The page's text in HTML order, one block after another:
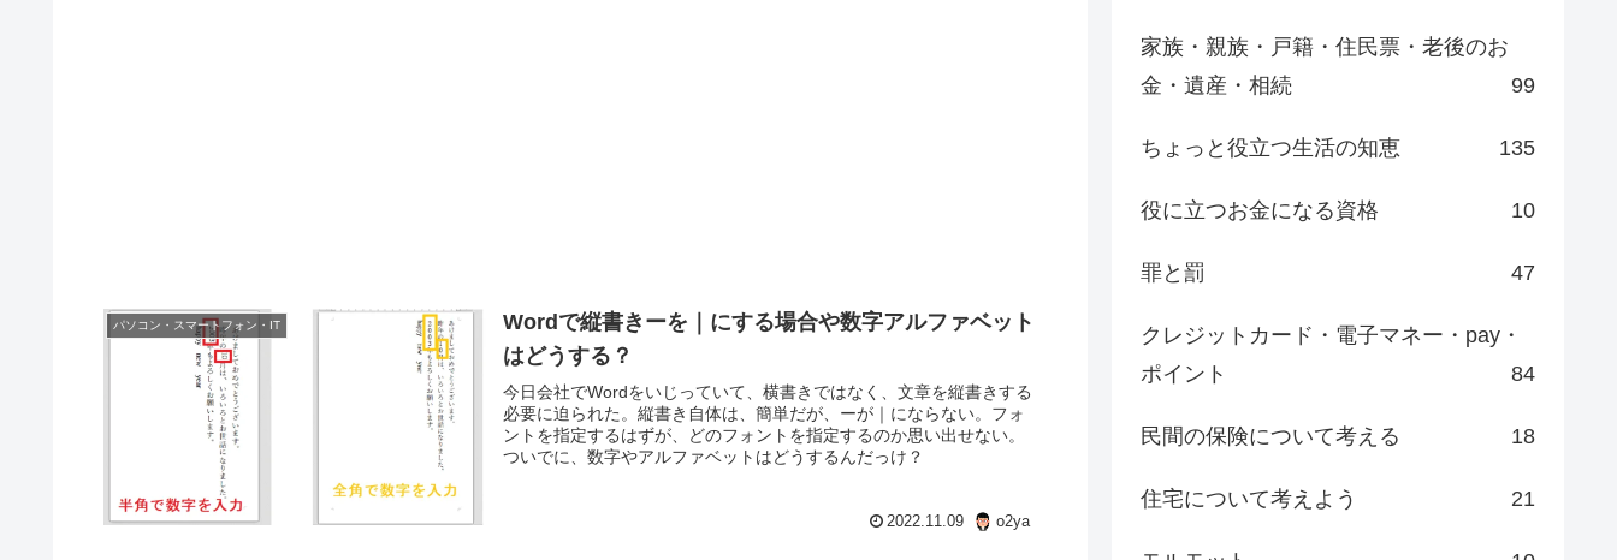
パソコン・スマートフォン・IT
Wordで縦書きーを｜にする場合や数字アルファベット
はどうする？
今日会社でWordをいじっていて、横書きではなく、文章を縦書きする
必要に迫られた。縦書き自体は、簡単だが、ーが｜にならない。フォ
ントを指定するはずが、どのフォントを指定するのか思い出せない。
ついでに、数字やアルファベットはどうするんだっけ？
2022.11.09 o2ya
家族・親族・戸籍・住民票・老後のお
金・遺産・相続
99
ちょっと役立つ生活の知恵 135
役に立つお金になる資格 10
罪と罰 47
クレジットカード・電子マネー・pay・
ポイント
84
民間の保険について考える 18
住宅について考えよう 21